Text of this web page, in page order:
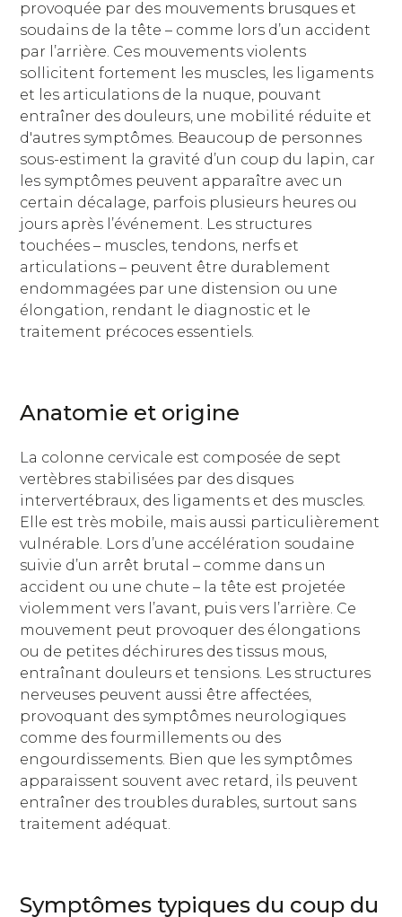
provoquée par des mouvements brusques et
soudains de la tête – comme lors d’un accident
par l’arrière. Ces mouvements violents
sollicitent fortement les muscles, les ligaments
et les articulations de la nuque, pouvant
entraîner des douleurs, une mobilité réduite et
d'autres symptômes. Beaucoup de personnes
sous-estiment la gravité d’un coup du lapin, car
les symptômes peuvent apparaître avec un
certain décalage, parfois plusieurs heures ou
jours après l’événement. Les structures
touchées – muscles, tendons, nerfs et
articulations – peuvent être durablement
endommagées par une distension ou une
élongation, rendant le diagnostic et le
traitement précoces essentiels.
Anatomie et origine
La colonne cervicale est composée de sept
vertèbres stabilisées par des disques
intervertébraux, des ligaments et des muscles.
Elle est très mobile, mais aussi particulièrement
vulnérable. Lors d’une accélération soudaine
suivie d’un arrêt brutal – comme dans un
accident ou une chute – la tête est projetée
violemment vers l’avant, puis vers l’arrière. Ce
mouvement peut provoquer des élongations
ou de petites déchirures des tissus mous,
entraînant douleurs et tensions. Les structures
nerveuses peuvent aussi être affectées,
provoquant des symptômes neurologiques
comme des fourmillements ou des
engourdissements. Bien que les symptômes
apparaissent souvent avec retard, ils peuvent
entraîner des troubles durables, surtout sans
traitement adéquat.
Symptômes typiques du coup du